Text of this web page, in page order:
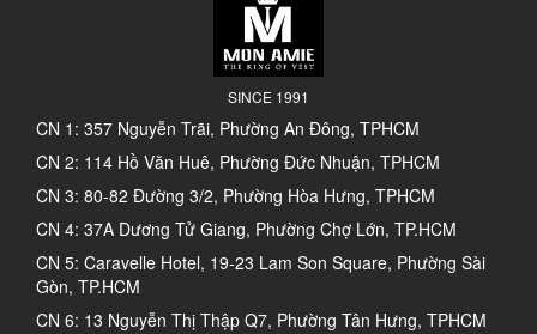
SINCE 1991
CN 1: 357 Nguyễn Trãi, Phường An Đông, TPHCM
CN 2: 114 Hồ Văn Huê, Phường Đức Nhuận, TPHCM
CN 3: 80-82 Đường 3/2, Phường Hòa Hưng, TPHCM
CN 4: 37A Dương Tử Giang, Phường Chợ Lớn, TP.HCM
CN 5: Caravelle Hotel, 19-23 Lam Son Square, Phường Sài
Gòn, TP.HCM
CN 6: 13 Nguyễn Thị Thập Q7, Phường Tân Hưng, TPHCM